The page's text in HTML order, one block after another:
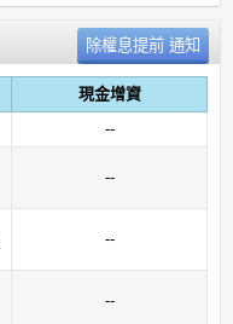
現金增資
--
--
--
--